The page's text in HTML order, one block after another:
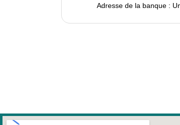
Adresse de la banque :